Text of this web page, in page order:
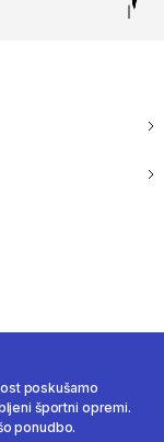
poskušamo
športni opremi.
ponudbo.